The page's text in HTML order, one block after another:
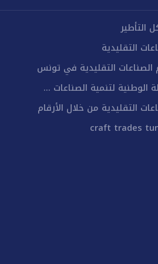
التأطير
التقليدية
الصناعات التقليدية في تونس
الوطنية لتنمية الصناعات ...
التقليدية من خلال الأرقام
craft trades